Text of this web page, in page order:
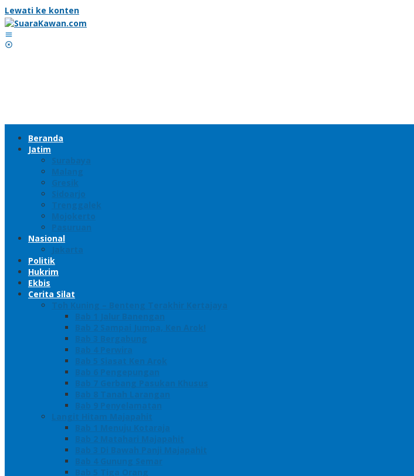
Lewati ke konten
Beranda
Jatim
Surabaya
Malang
Gresik
Sidoarjo
Trenggalek
Mojokerto
Pasuruan
Nasional
Jakarta
Politik
Hukrim
Ekbis
Cerita Silat
Toh Kuning – Benteng Terakhir Kertajaya
Bab 1 Jalur Banengan
Bab 2 Sampai Jumpa, Ken Arok!
Bab 3 Bergabung
Bab 4 Perwira
Bab 5 Siasat Ken Arok
Bab 6 Pengepungan
Bab 7 Gerbang Pasukan Khusus
Bab 8 Tanah Larangan
Bab 9 Penyelamatan
Langit Hitam Majapahit
Bab 1 Menuju Kotaraja
Bab 2 Matahari Majapahit
Bab 3 Di Bawah Panji Majapahit
Bab 4 Gunung Semar
Bab 5 Tiga Orang